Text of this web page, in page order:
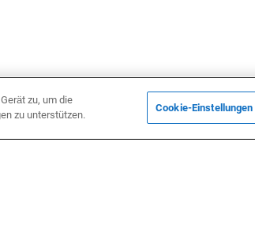
zu, um die
zu unterstützen.
Cookie-Einstellungen